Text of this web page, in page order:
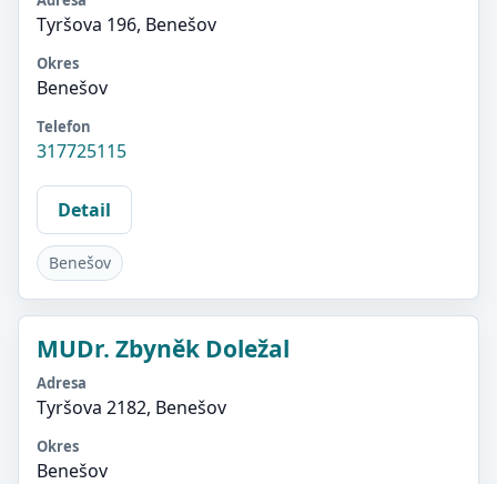
Tyršova 196, Benešov
Okres
Benešov
Telefon
317725115
Detail
Benešov
MUDr. Zbyněk Doležal
Adresa
Tyršova 2182, Benešov
Okres
Benešov